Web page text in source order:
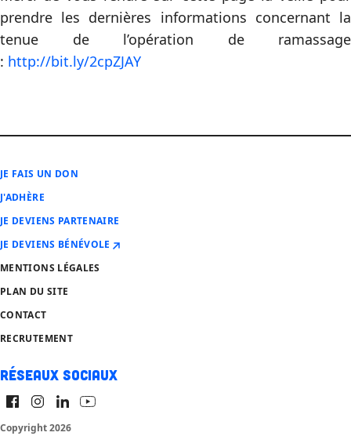
prendre les dernières informations concernant la
tenue de l’opération de ramassage
: http://bit.ly/2cpZJAY
JE FAIS UN DON
J'ADHÈRE
JE DEVIENS PARTENAIRE
JE DEVIENS BÉNÉVOLE
MENTIONS LÉGALES
PLAN DU SITE
CONTACT
RECRUTEMENT
Réseaux sociaux
Copyright 2026